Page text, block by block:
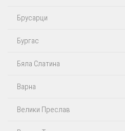
Брусарци
Бургас
Бяла Слатина
Варна
Велики Преслав